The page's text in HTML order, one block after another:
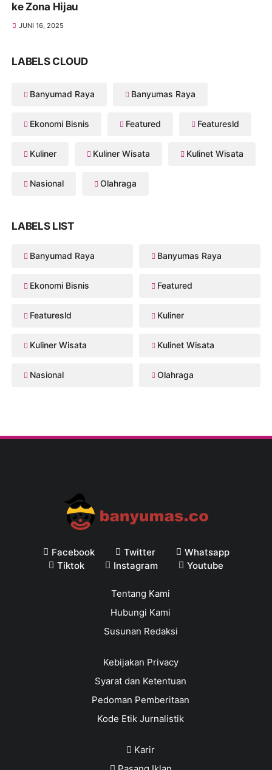
ke Zona Hijau
JUNI 16, 2025
LABELS CLOUD
Banyumad Raya Banyumas Raya
Ekonomi Bisnis Featured Featuresld
Kuliner Kuliner Wisata Kulinet Wisata
Nasional Olahraga
LABELS LIST
Banyumad Raya Banyumas Raya
Ekonomi Bisnis Featured
Featuresld Kuliner
Kuliner Wisata Kulinet Wisata
Nasional Olahraga
Facebook Twitter
Whatsapp
Tiktok
Instagram Youtube
Tentang Kami
Hubungi Kami
Susunan Redaksi
Kebijakan Privacy
Syarat dan Ketentuan
Pedoman Pemberitaan
Kode Etik Jurnalistik
Karir